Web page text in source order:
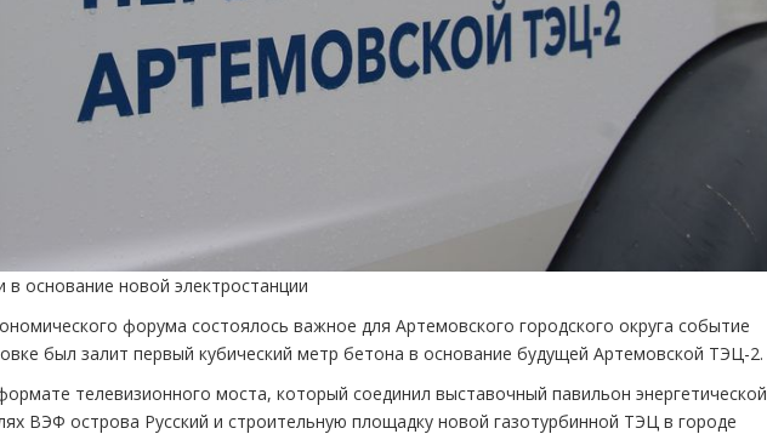
основание новой электростанции
форума состоялось важное для Артемовского городского округа событие
был залит первый кубический метр бетона в основание будущей Артемовской ТЭЦ-2.
телевизионного моста, который соединил выставочный павильон энергетической
ВЭФ острова Русский и строительную площадку новой газотурбинной ТЭЦ в городе